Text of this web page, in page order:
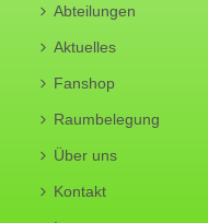
Abteilungen
Aktuelles
Fanshop
Raumbelegung
Über uns
Kontakt